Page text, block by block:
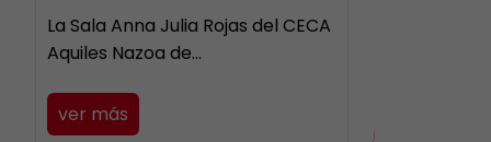
La Sala Anna Julia Rojas del CECA
Aquiles Nazoa de…
ver más